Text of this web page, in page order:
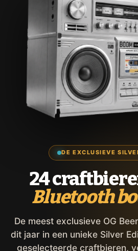
DE EXCLUSIEVE
24
Bluetooth
De meest exclusieve OG
dit jaar in een unieke Silver
geselecteerde craftbieren,